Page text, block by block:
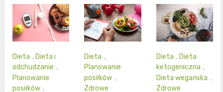
Dieta , Dieta i
odchudzanie ,
Planowanie
posiłków ,
Dieta ,
Planowanie
posiłków ,
Zdrowe
Dieta , Dieta
ketogeniczna ,
Dieta wegańska ,
Zdrowe